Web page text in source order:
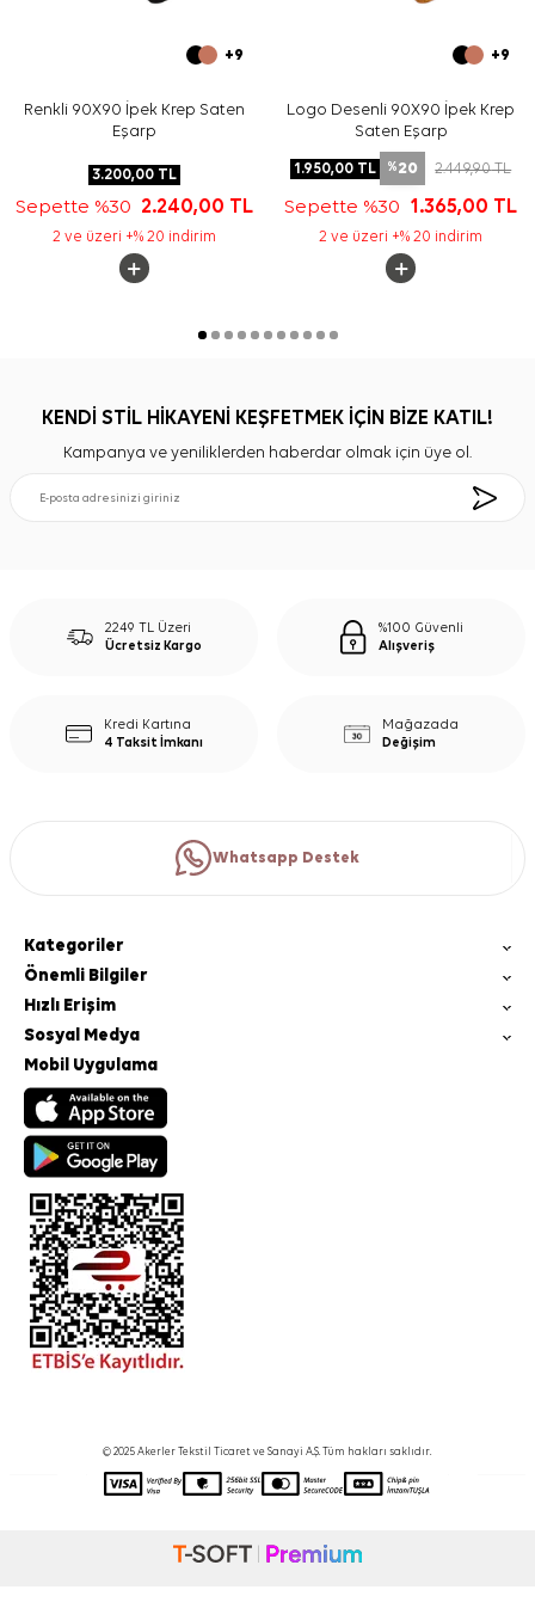
+9
Renkli 90X90 İpek Krep Saten
Eşarp
3.200,00TL
Sepette %30 2.240,00 TL
2 ve üzeri +% 20 indirim
+9
Logo Desenli 90X90 İpek Krep
Saten Eşarp
1.950,00 TL %20 2.449,90TL
Sepette %30 1.365,00 TL
2 ve üzeri +% 20 indirim
KENDİ STİL HİKAYENİ KEŞFETMEK İÇİN BİZE KATIL!
Kampanya ve yeniliklerden haberdar olmak için üye ol.
2249 TL Üzeri
Ücretsiz Kargo
%100 Güvenli
Alışveriş
Kredi Kartına
4 Taksit İmkanı
Mağazada
Değişim
Whatsapp Destek
Kategoriler
Önemli Bilgiler
Hızlı Erişim
Sosyal Medya
Mobil Uygulama
© 2025 Akerler Tekstil Ticaret ve Sanayi A.Ş. Tüm hakları saklıdır.